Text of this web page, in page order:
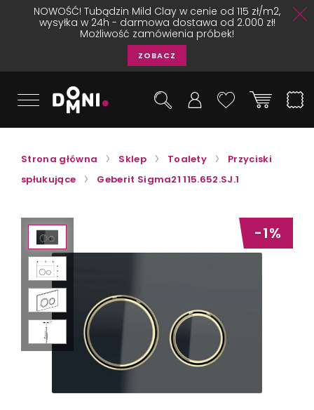
NOWOŚĆ! Tubądzin Mild Clay w cenie od 115 zł/m2,
wysyłka w 24h - darmowa dostawa od 2.000 zł!
Możliwość zamówienia próbek!
ZOBACZ
Strona główna Sklep Toalety
Przyciski
spłukujące
Geberit Sigma21 115.652.SJ.1
-1%